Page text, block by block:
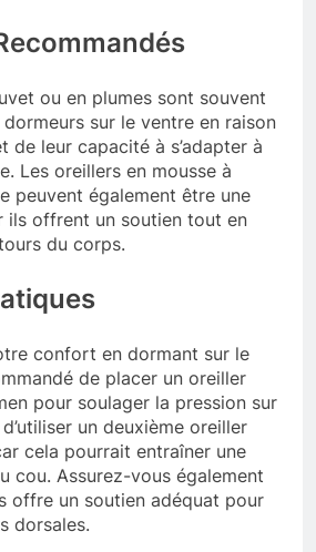
ou en plumes sont souvent
sur le ventre en raison
de leur capacité à s’adapter à
Les oreillers en mousse à
peuvent également être une
ils offrent un soutien tout en
du corps.
confort en dormant sur le
de placer un oreiller
pour soulager la pression sur
un deuxième oreiller
cela pourrait entraîner une
cou. Assurez-vous également
offre un soutien adéquat pour
dorsales.